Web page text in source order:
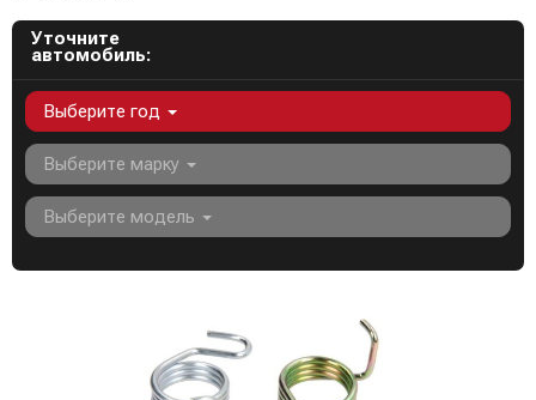
Уточните
автомобиль:
Выберите год
Выберите марку
Выберите модель